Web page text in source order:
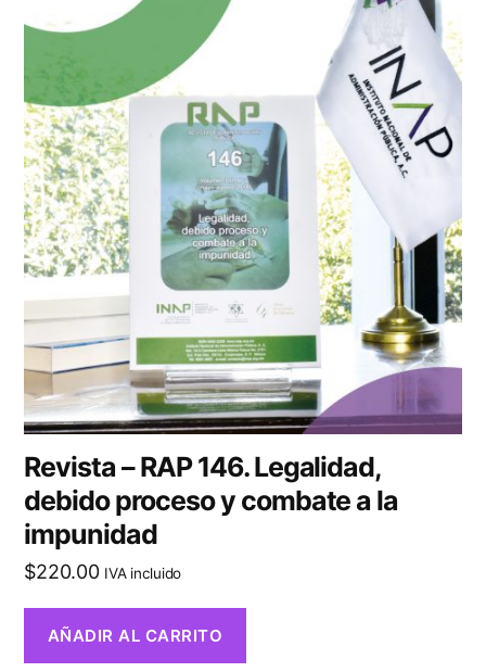
Revista – RAP 146. Legalidad,
debido proceso y combate a la
impunidad
$220.00 IVA incluido
AÑADIR AL CARRITO